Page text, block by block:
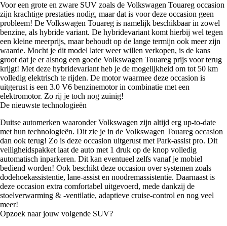
Voor een grote en zware SUV zoals de Volkswagen Touareg occasion
zijn krachtige prestaties nodig, maar dat is voor deze occasion geen
probleem! De Volkswagen Touareg is namelijk beschikbaar in zowel
benzine, als hybride variant. De hybridevariant komt hierbij wel tegen
een kleine meerprijs, maar behoudt op de lange termijn ook meer zijn
waarde. Mocht je dit model later weer willen verkopen, is de kans
groot dat je er alsnog een goede Volkswagen Touareg prijs voor terug
krijgt! Met deze hybridevariant heb je de mogelijkheid om tot 50 km
volledig elektrisch te rijden. De motor waarmee deze occasion is
uitgerust is een 3.0 V6 benzinemotor in combinatie met een
elektromotor. Zo rij je toch nog zuinig!
De nieuwste technologieën
Duitse automerken waaronder Volkswagen zijn altijd erg up-to-date
met hun technologieën. Dit zie je in de Volkswagen Touareg occasion
dan ook terug! Zo is deze occasion uitgerust met Park-assist pro. Dit
veiligheidspakket laat de auto met 1 druk op de knop volledig
automatisch inparkeren. Dit kan eventueel zelfs vanaf je mobiel
bediend worden! Ook beschikt deze occasion over systemen zoals
dodehoekassistentie, lane-assist en noodremassistentie. Daarnaast is
deze occasion extra comfortabel uitgevoerd, mede dankzij de
stoelverwarming & -ventilatie, adaptieve cruise-control en nog veel
meer!
Opzoek naar jouw volgende SUV?